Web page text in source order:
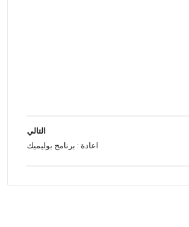
التالي
اعادة : برنامج بوليميك